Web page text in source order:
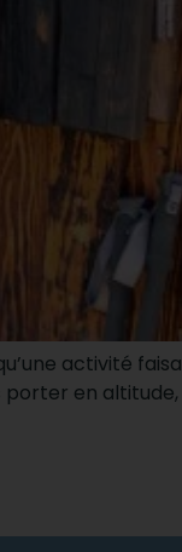
activité
porter en